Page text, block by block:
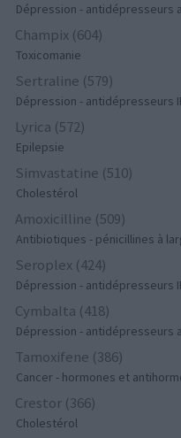
Dépression - antidépresseurs
Champix (604)
Toxicomanie
Sertraline (579)
Dépression - antidépresseurs
Lyrica (572)
Epilepsie
Simvastatine (510)
Cholestérol
Amoxicilline (509)
Antibiotiques - pénicillines à
Seroplex (424)
Dépression - antidépresseurs
Cymbalta (418)
Dépression - antidépresseurs
Tamoxifene (386)
Cancer - hormones et
Crestor (366)
Cholestérol